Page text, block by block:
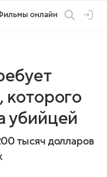
онлайн
которого
убийцей
тысяч долларов